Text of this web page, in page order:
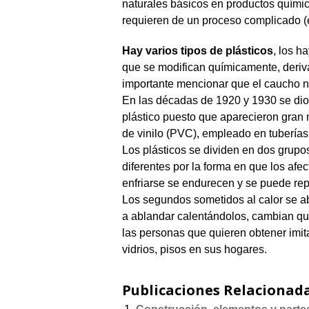
naturales básicos en productos
requieren de un proceso complicado
Hay varios tipos de plásticos, los
que se modifican químicamente,
importante mencionar que el caucho
En las décadas de 1920 y 1930 se
plástico puesto que aparecieron
de vinilo (PVC), empleado en
Los plásticos se dividen en dos
diferentes por la forma en que los
enfriarse se endurecen y se puede
Los segundos sometidos al calor se
a ablandar calentándolos, cambian
las personas que quieren obtener
vidrios, pisos en sus hogares.
Publicaciones